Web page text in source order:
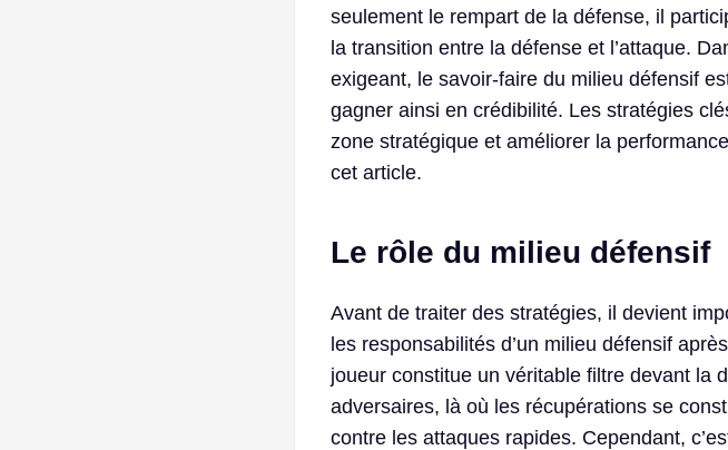
seulement le rempart de la défense, il
la transition entre la défense et l’attaque.
exigeant, le savoir-faire du milieu défensif
gagner ainsi en crédibilité. Les stratégies
zone stratégique et améliorer la
cet article.
Le rôle du milieu défensif
Avant de traiter des stratégies, il devient
les responsabilités d’un milieu défensif
joueur constitue un véritable filtre devant la
adversaires, là où les récupérations se
contre les attaques rapides. Cependant,